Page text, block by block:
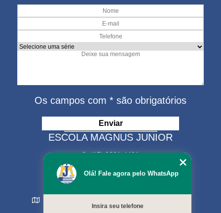
Os campos com * são obrigatórios
ESCOLA MAGNUS JUNIOR
(15) 3321-4401
(15) 99630-9333
matriculas@escolamagnus.com.br
Sorocaba - SP - CEP: 18044-130
Olá! Fale agora pelo WhatsApp
Insira seu telefone